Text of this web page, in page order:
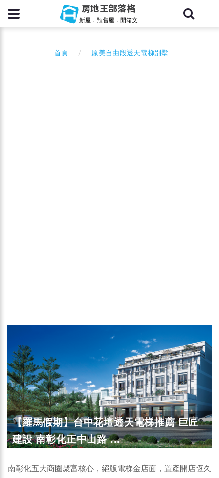
房地王部落格
新屋．預售屋．開箱文
首頁 原美自由段透天電梯別墅
【羅馬假期】台中花壇透天電梯推薦 巨匠
建設 南彰化正中山路 ...
南彰化五大商圈聚富核心，絕版電梯金店面，置產開店恆久